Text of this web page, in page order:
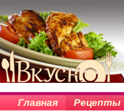
Главная Рецепты